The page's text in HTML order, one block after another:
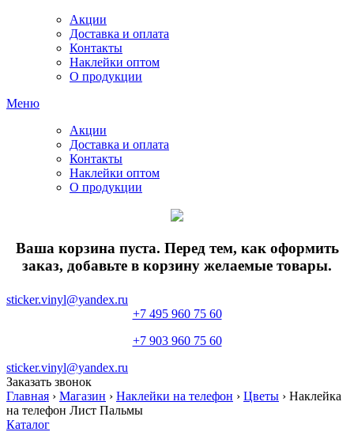
Акции
Доставка и оплата
Контакты
Наклейки оптом
О продукции
Меню
Акции
Доставка и оплата
Контакты
Наклейки оптом
О продукции
Ваша корзина пуста. Перед тем, как оформить
заказ, добавьте в корзину желаемые товары.
sticker.vinyl@yandex.ru
+7 495 960 75 60
+7 903 960 75 60
sticker.vinyl@yandex.ru
Заказать звонок
Главная › Магазин › Наклейки на телефон › Цветы › Наклейка
на телефон Лист Пальмы
Каталог